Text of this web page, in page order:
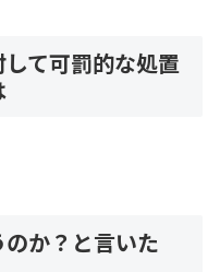
て可罰的な処置
か？と言いた